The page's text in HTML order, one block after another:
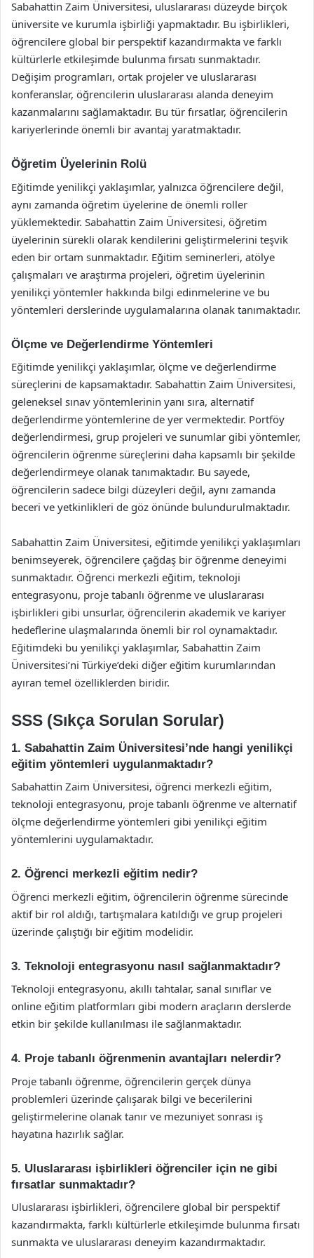
Sabahattin Zaim Üniversitesi, uluslararası düzeyde birçok
üniversite ve kurumla işbirliği yapmaktadır. Bu işbirlikleri,
öğrencilere global bir perspektif kazandırmakta ve farklı
kültürlerle etkileşimde bulunma fırsatı sunmaktadır.
Değişim programları, ortak projeler ve uluslararası
konferanslar, öğrencilerin uluslararası alanda deneyim
kazanmalarını sağlamaktadır. Bu tür fırsatlar, öğrencilerin
kariyerlerinde önemli bir avantaj yaratmaktadır.
Öğretim Üyelerinin Rolü
Eğitimde yenilikçi yaklaşımlar, yalnızca öğrencilere değil,
aynı zamanda öğretim üyelerine de önemli roller
yüklemektedir. Sabahattin Zaim Üniversitesi, öğretim
üyelerinin sürekli olarak kendilerini geliştirmelerini teşvik
eden bir ortam sunmaktadır. Eğitim seminerleri, atölye
çalışmaları ve araştırma projeleri, öğretim üyelerinin
yenilikçi yöntemler hakkında bilgi edinmelerine ve bu
yöntemleri derslerinde uygulamalarına olanak tanımaktadır.
Ölçme ve Değerlendirme Yöntemleri
Eğitimde yenilikçi yaklaşımlar, ölçme ve değerlendirme
süreçlerini de kapsamaktadır. Sabahattin Zaim Üniversitesi,
geleneksel sınav yöntemlerinin yanı sıra, alternatif
değerlendirme yöntemlerine de yer vermektedir. Portföy
değerlendirmesi, grup projeleri ve sunumlar gibi yöntemler,
öğrencilerin öğrenme süreçlerini daha kapsamlı bir şekilde
değerlendirmeye olanak tanımaktadır. Bu sayede,
öğrencilerin sadece bilgi düzeyleri değil, aynı zamanda
beceri ve yetkinlikleri de göz önünde bulundurulmaktadır.
Sabahattin Zaim Üniversitesi, eğitimde yenilikçi yaklaşımları
benimseyerek, öğrencilere çağdaş bir öğrenme deneyimi
sunmaktadır. Öğrenci merkezli eğitim, teknoloji
entegrasyonu, proje tabanlı öğrenme ve uluslararası
işbirlikleri gibi unsurlar, öğrencilerin akademik ve kariyer
hedeflerine ulaşmalarında önemli bir rol oynamaktadır.
Eğitimdeki bu yenilikçi yaklaşımlar, Sabahattin Zaim
Üniversitesi’ni Türkiye’deki diğer eğitim kurumlarından
ayıran temel özelliklerden biridir.
SSS (Sıkça Sorulan Sorular)
1. Sabahattin Zaim Üniversitesi’nde hangi yenilikçi
eğitim yöntemleri uygulanmaktadır?
Sabahattin Zaim Üniversitesi, öğrenci merkezli eğitim,
teknoloji entegrasyonu, proje tabanlı öğrenme ve alternatif
ölçme değerlendirme yöntemleri gibi yenilikçi eğitim
yöntemlerini uygulamaktadır.
2. Öğrenci merkezli eğitim nedir?
Öğrenci merkezli eğitim, öğrencilerin öğrenme sürecinde
aktif bir rol aldığı, tartışmalara katıldığı ve grup projeleri
üzerinde çalıştığı bir eğitim modelidir.
3. Teknoloji entegrasyonu nasıl sağlanmaktadır?
Teknoloji entegrasyonu, akıllı tahtalar, sanal sınıflar ve
online eğitim platformları gibi modern araçların derslerde
etkin bir şekilde kullanılması ile sağlanmaktadır.
4. Proje tabanlı öğrenmenin avantajları nelerdir?
Proje tabanlı öğrenme, öğrencilerin gerçek dünya
problemleri üzerinde çalışarak bilgi ve becerilerini
geliştirmelerine olanak tanır ve mezuniyet sonrası iş
hayatına hazırlık sağlar.
5. Uluslararası işbirlikleri öğrenciler için ne gibi
fırsatlar sunmaktadır?
Uluslararası işbirlikleri, öğrencilere global bir perspektif
kazandırmakta, farklı kültürlerle etkileşimde bulunma fırsatı
sunmakta ve uluslararası deneyim kazandırmaktadır.